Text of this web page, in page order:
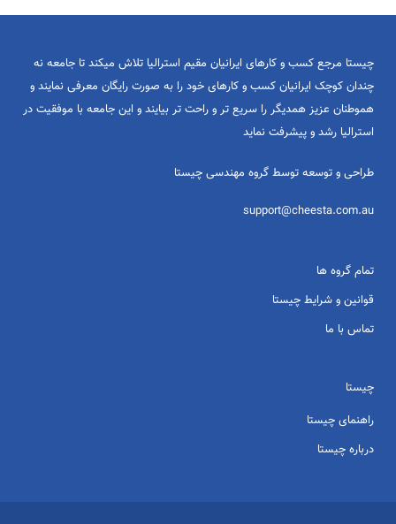
چیستا مرجع کسب و کارهای ایرانیان مقیم استرالیا تلاش میکند تا جامعه نه
چندان کوچک ایرانیان کسب و کارهای خود را به صورت رایگان معرفی نمایند و
هموطنان عزیز همدیگر را سریع تر و راحت تر بیایند و این جامعه با موفقیت در
استرالیا رشد و پیشرفت نماید
طراحی و توسعه توسط گروه مهندسی چیستا
support@cheesta.com.au
تمام گروه ها
قوانین و شرایط چیستا
تماس با ما
چیستا
راهنمای چیستا
درباره چیستا